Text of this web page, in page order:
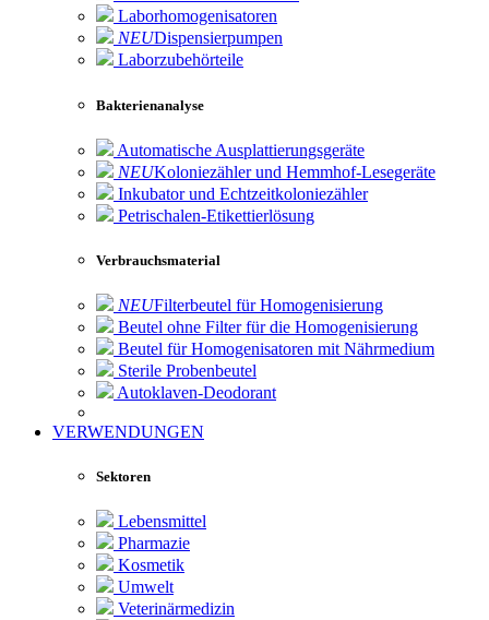
Laborhomogenisatoren
NEUDispensierpumpen
Laborzubehörteile
Bakterienanalyse
Automatische Ausplattierungsgeräte
NEUKoloniezähler und Hemmhof-Lesegeräte
Inkubator und Echtzeitkoloniezähler
Petrischalen-Etikettierlösung
Verbrauchsmaterial
NEUFilterbeutel für Homogenisierung
Beutel ohne Filter für die Homogenisierung
Beutel für Homogenisatoren mit Nährmedium
Sterile Probenbeutel
Autoklaven-Deodorant
VERWENDUNGEN
Sektoren
Lebensmittel
Pharmazie
Kosmetik
Umwelt
Veterinärmedizin